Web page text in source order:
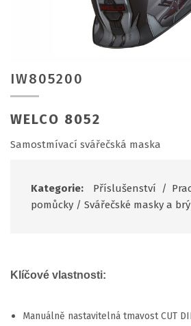
IW805200
WELCO 8052
Samostmívací svářečská maska
Kategorie: Příslušenství /
pomůcky / Svářečské masky a
Klíčové vlastnosti:
Manuálně nastavitelná tmavost CUT